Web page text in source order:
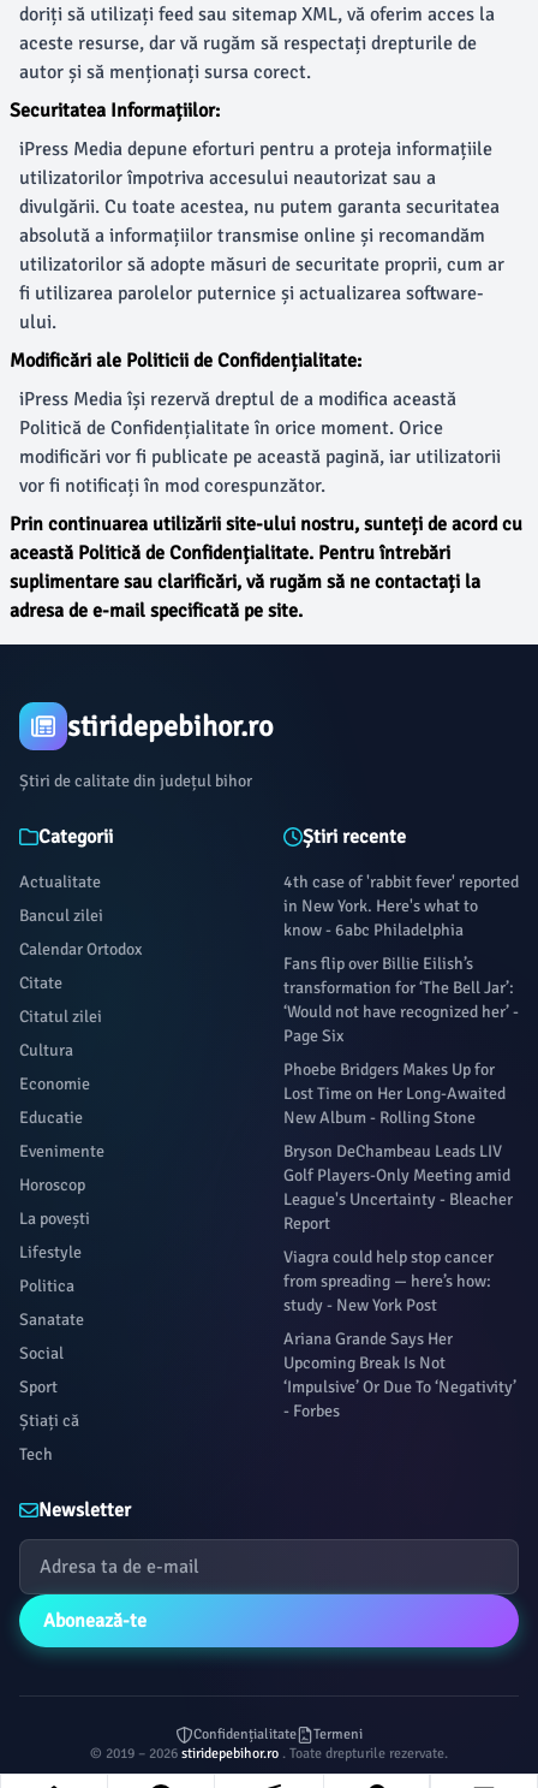
doriți să utilizați feed sau sitemap XML, vă oferim acces la
aceste resurse, dar vă rugăm să respectați drepturile de
autor și să menționați sursa corect.
Securitatea Informațiilor:
iPress Media depune eforturi pentru a proteja informațiile
utilizatorilor împotriva accesului neautorizat sau a
divulgării. Cu toate acestea, nu putem garanta securitatea
absolută a informațiilor transmise online și recomandăm
utilizatorilor să adopte măsuri de securitate proprii, cum ar
fi utilizarea parolelor puternice și actualizarea software-
ului.
Modificări ale Politicii de Confidențialitate:
iPress Media își rezervă dreptul de a modifica această
Politică de Confidențialitate în orice moment. Orice
modificări vor fi publicate pe această pagină, iar utilizatorii
vor fi notificați în mod corespunzător.
Prin continuarea utilizării site-ului nostru, sunteți de acord cu
această Politică de Confidențialitate. Pentru întrebări
suplimentare sau clarificări, vă rugăm să ne contactați la
adresa de e-mail specificată pe site.
stiridepebihor.ro
Știri de calitate din județul bihor
Categorii
Actualitate
Bancul zilei
Calendar Ortodox
Citate
Citatul zilei
Cultura
Economie
Educatie
Evenimente
Horoscop
La povești
Lifestyle
Politica
Sanatate
Social
Sport
Știați că
Tech
Știri recente
4th case of 'rabbit fever' reported
in New York. Here's what to
know - 6abc Philadelphia
Fans flip over Billie Eilish’s
transformation for ‘The Bell Jar’:
‘Would not have recognized her’ -
Page Six
Phoebe Bridgers Makes Up for
Lost Time on Her Long-Awaited
New Album - Rolling Stone
Bryson DeChambeau Leads LIV
Golf Players-Only Meeting amid
League's Uncertainty - Bleacher
Report
Viagra could help stop cancer
from spreading — here’s how:
study - New York Post
Ariana Grande Says Her
Upcoming Break Is Not
‘Impulsive’ Or Due To ‘Negativity’
- Forbes
Newsletter
Abonează-te
Confidențialitate
Termeni
© 2019 – 2026 stiridepebihor.ro . Toate drepturile rezervate.